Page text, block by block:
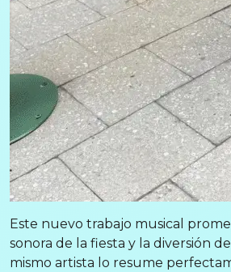
Este nuevo trabajo musical
sonora de la fiesta y la diversión
mismo artista lo resume